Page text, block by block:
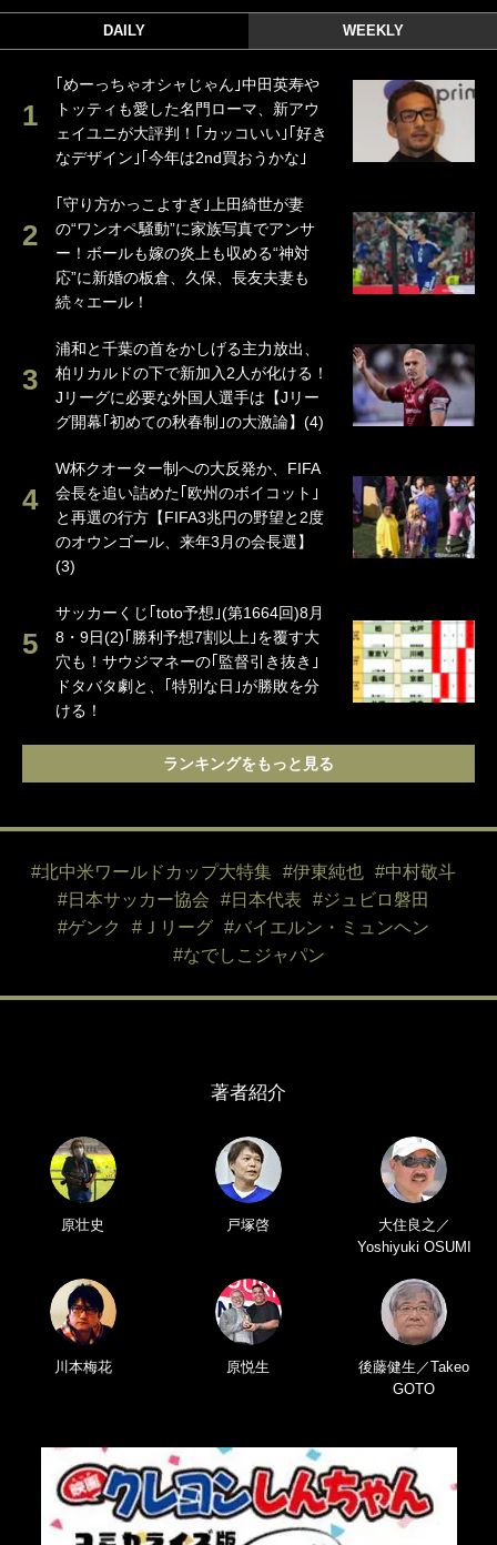
DAILY WEEKLY
｢めーっちゃオシャじゃん｣中田英寿や
トッティも愛した名門ローマ、新アウ
ェイユニが大評判！｢カッコいい｣｢好き
なデザイン｣｢今年は2nd買おうかな｣
｢守り方かっこよすぎ｣上田綺世が妻
の“ワンオペ騒動”に家族写真でアンサ
ー！ボールも嫁の炎上も収める“神対
応”に新婚の板倉、久保、長友夫妻も
続々エール！
浦和と千葉の首をかしげる主力放出、
柏リカルドの下で新加入2人が化ける！
Jリーグに必要な外国人選手は【Jリー
グ開幕｢初めての秋春制｣の大激論】(4)
W杯クオーター制への大反発か、FIFA
会長を追い詰めた｢欧州のボイコット｣
と再選の行方【FIFA3兆円の野望と2度
のオウンゴール、来年3月の会長選】
(3)
サッカーくじ｢toto予想｣(第1664回)8月
8・9日(2)｢勝利予想7割以上｣を覆す大
穴も！サウジマネーの｢監督引き抜き｣
ドタバタ劇と、｢特別な日｣が勝敗を分
ける！
ランキングをもっと見る
#北中米ワールドカップ大特集 #伊東純也
#中村敬斗
#日本サッカー協会
#日本代表
#ジュビロ磐田
#ゲンク
#Ｊリーグ
#バイエルン・ミュンヘン
#なでしこジャパン
著者紹介
原壮史 戸塚啓
大住良之／
Yoshiyuki OSUMI
川本梅花 原悦生
後藤健生／Takeo
GOTO